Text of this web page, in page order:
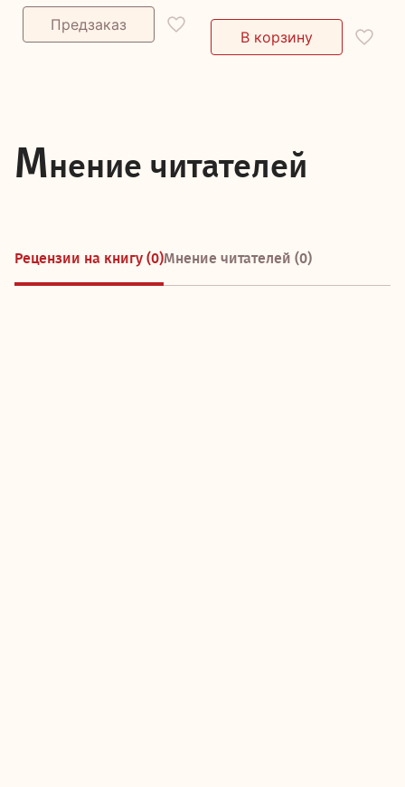
Мнение читателей
Рецензии на книгу (0)Мнение читателей (0)